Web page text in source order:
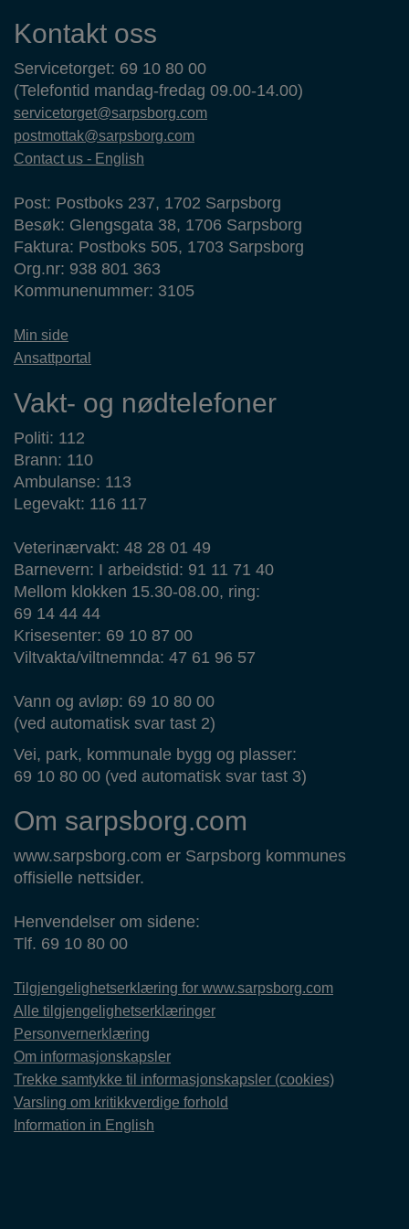
Kontaktinformasjon
Kontakt oss
Servicetorget: 69 10 80 00
(Telefontid mandag-fredag 09.00-14.00)
servicetorget@sarpsborg.com
postmottak@sarpsborg.com
Contact us - English
Post: Postboks 237, 1702 Sarpsborg
Besøk: Glengsgata 38, 1706 Sarpsborg
Faktura: Postboks 505, 1703 Sarpsborg
Org.nr: 938 801 363
Kommunenummer: 3105
Min side
Ansattportal
Vakt- og nødtelefoner
Politi: 112
Brann: 110
Ambulanse: 113
Legevakt: 116 117
Veterinærvakt: 48 28 01 49
Barnevern: I arbeidstid: 91 11 71 40
Mellom klokken 15.30-08.00, ring:
69 14 44 44
Krisesenter: 69 10 87 00
Viltvakta/viltnemnda: 47 61 96 57
Vann og avløp: 69 10 80 00
(ved automatisk svar tast 2)
Vei, park, kommunale bygg og plasser:
69 10 80 00 (ved automatisk svar tast 3)
Om sarpsborg.com
www.sarpsborg.com er Sarpsborg kommunes
offisielle nettsider.
Henvendelser om sidene:
Tlf. 69 10 80 00
Tilgjengelighetserklæring for www.sarpsborg.com
Alle tilgjengelighetserklæringer
Personvernerklæring
Om informasjonskapsler
Trekke samtykke til informasjonskapsler (cookies)
Varsling om kritikkverdige forhold
Information in English